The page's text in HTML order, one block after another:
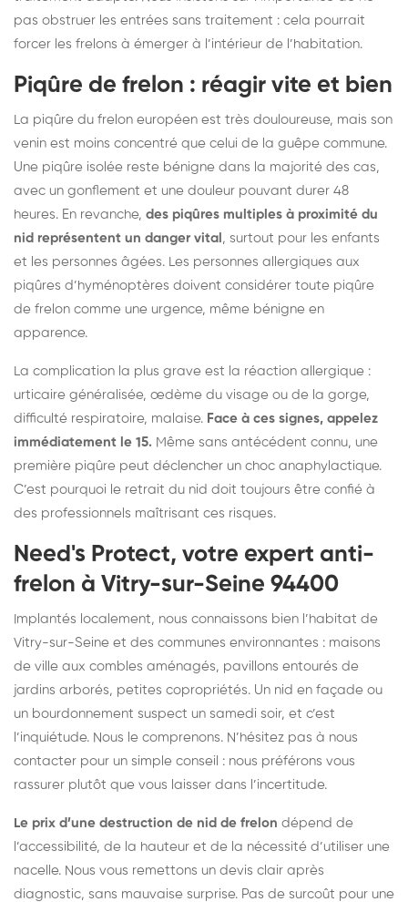
pas obstruer les entrées sans traitement : cela pourrait
forcer les frelons à émerger à l’intérieur de l’habitation.
Piqûre de frelon : réagir vite et bien
La piqûre du frelon européen est très douloureuse, mais son
venin est moins concentré que celui de la guêpe commune.
Une piqûre isolée reste bénigne dans la majorité des cas,
avec un gonflement et une douleur pouvant durer 48
heures. En revanche, des piqûres multiples à proximité du
nid représentent un danger vital , surtout pour les enfants
et les personnes âgées. Les personnes allergiques aux
piqûres d’hyménoptères doivent considérer toute piqûre
de frelon comme une urgence, même bénigne en
apparence.
La complication la plus grave est la réaction allergique :
urticaire généralisée, œdème du visage ou de la gorge,
difficulté respiratoire, malaise. Face à ces signes, appelez
immédiatement le 15. Même sans antécédent connu, une
première piqûre peut déclencher un choc anaphylactique.
C’est pourquoi le retrait du nid doit toujours être confié à
des professionnels maîtrisant ces risques.
Need's Protect, votre expert anti-
frelon à Vitry-sur-Seine 94400
Implantés localement, nous connaissons bien l’habitat de
Vitry-sur-Seine et des communes environnantes : maisons
de ville aux combles aménagés, pavillons entourés de
jardins arborés, petites copropriétés. Un nid en façade ou
un bourdonnement suspect un samedi soir, et c’est
l’inquiétude. Nous le comprenons. N’hésitez pas à nous
contacter pour un simple conseil : nous préférons vous
rassurer plutôt que vous laisser dans l’incertitude.
Le prix d’une destruction de nid de frelon dépend de
l’accessibilité, de la hauteur et de la nécessité d’utiliser une
nacelle. Nous vous remettons un devis clair après
diagnostic, sans mauvaise surprise. Pas de surcoût pour une